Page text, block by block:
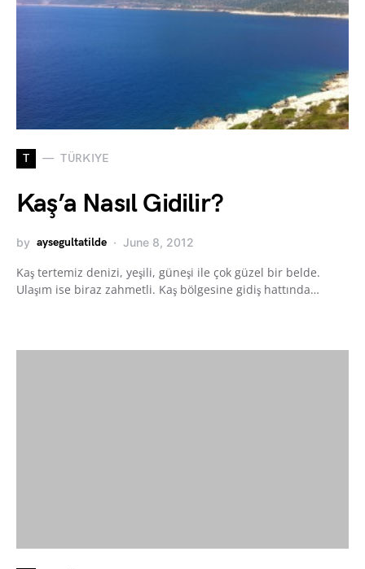
T TÜRKIYE
Kaş’a Nasıl Gidilir?
by aysegultatilde June 8, 2012
Kaş tertemiz denizi, yeşili, güneşi ile çok güzel bir belde.
Ulaşım ise biraz zahmetli. Kaş bölgesine gidiş hattında…